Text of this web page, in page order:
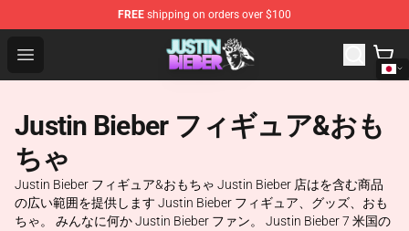
FREE shipping on orders over $100
Open menu
Justin Bieber Store - Official Justin Bieber Merchandise
Justin Bieber フィギュア&おも
ちゃ
Justin Bieber フィギュア&おもちゃ Justin Bieber 店はを含む商品
の広い範囲を提供します Justin Bieber フィギュア、グッズ、おも
ちゃ。 みんなに何か Justin Bieber ファン。 Justin Bieber 7 米国の